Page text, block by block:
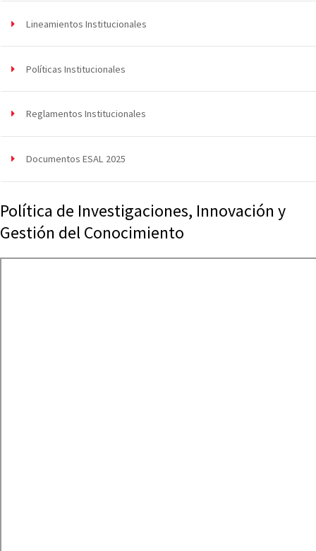
Lineamientos Institucionales
Políticas Institucionales
Reglamentos Institucionales
Documentos ESAL 2025
Política de Investigaciones, Innovación y
Gestión del Conocimiento